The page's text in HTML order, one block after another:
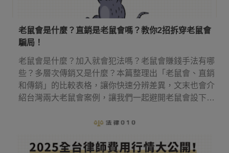
老鼠會是什麼？直銷是老鼠會嗎？教你2招拆穿老鼠會
騙局！
老鼠會是什麼？加入就會犯法嗎？老鼠會賺錢手法有哪
些？多層次傳銷又是什麼？本篇整理出「老鼠會、直銷
和傳銷」的比較表格，讓你快速分辨差異，文末也會介
紹台灣兩大老鼠會案例，讓我們一起避開老鼠會設下的